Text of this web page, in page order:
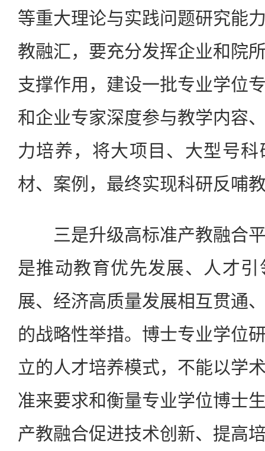
等重大理论与实践问题研究能
教融汇，要充分发挥企业和院
支撑作用，建设一批专业学位
和企业专家深度参与教学内容
力培养，将大项目、大型号
材、案例，最终实现科研反哺
三是升级高标准产教融合平
是推动教育优先发展、人才
展、经济高质量发展相互贯通
的战略性举措。博士专业学位
立的人才培养模式，不能以学
准来要求和衡量专业学位博士
产教融合促进技术创新、提高